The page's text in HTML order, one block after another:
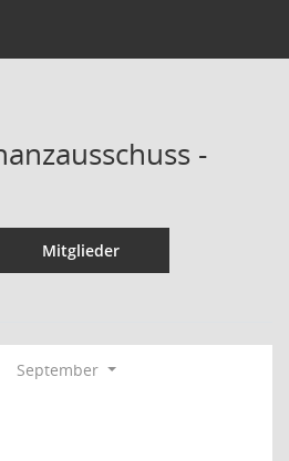
-
Mitglieder
September